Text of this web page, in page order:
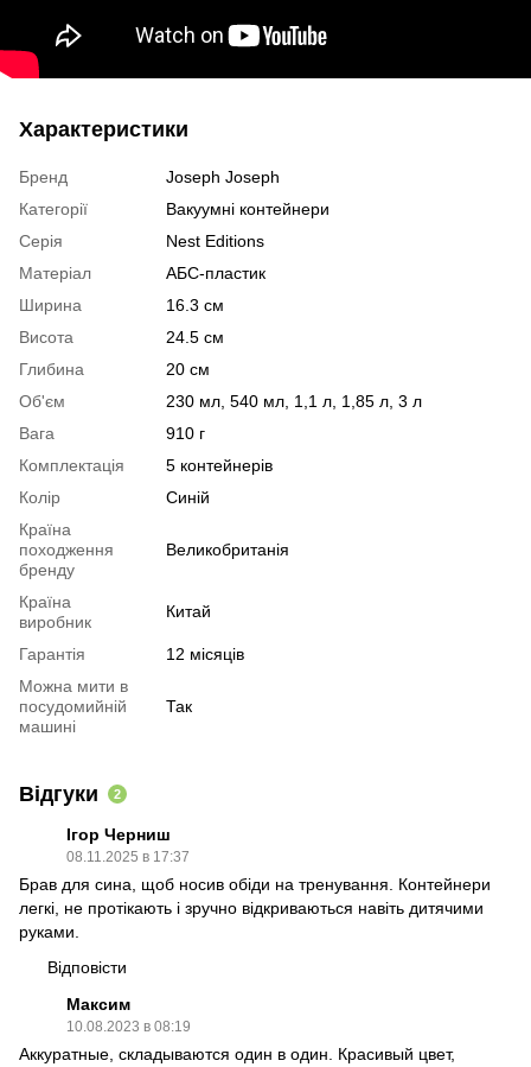
Характеристики
Бренд
Joseph Joseph
Категорії
Вакуумні контейнери
Серія
Nest Editions
Матеріал
АБС-пластик
Ширина
16.3 см
Висота
24.5 см
Глибина
20 см
Об'єм
230 мл, 540 мл, 1,1 л, 1,85 л, 3 л
Вага
910 г
Комплектація
5 контейнерів
Колір
Синій
Країна
походження
бренду
Великобританія
Країна
виробник
Китай
Гарантія
12 місяців
Можна мити в
посудомийній
машині
Так
Відгуки 2
Ігор Черниш
08.11.2025 в 17:37
Брав для сина, щоб носив обіди на тренування. Контейнери
легкі, не протікають і зручно відкриваються навіть дитячими
руками.
Відповісти
Максим
10.08.2023 в 08:19
Аккуратные, складываются один в один. Красивый цвет,